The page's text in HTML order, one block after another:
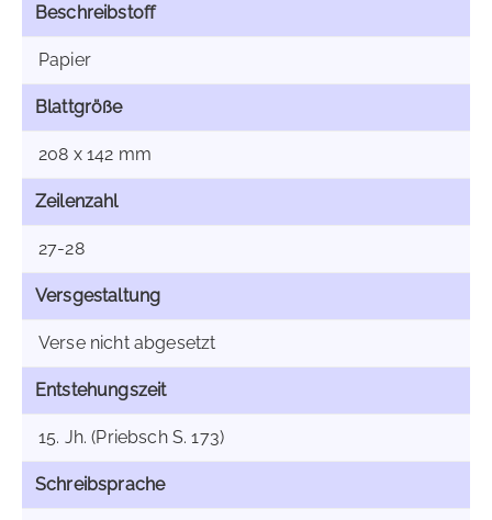
Beschreibstoff
Papier
Blattgröße
208 x 142 mm
Zeilenzahl
27-28
Versgestaltung
Verse nicht abgesetzt
Entstehungszeit
15. Jh. (Priebsch S. 173)
Schreibsprache